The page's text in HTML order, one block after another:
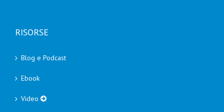
RISORSE
Blog e Podcast
Ebook
Video